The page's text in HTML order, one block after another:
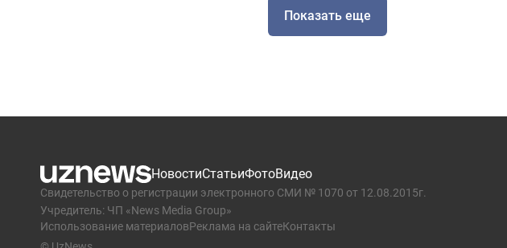
Показать еще
НовостиСтатьиФотоВидео
Свидетельство о регистрации электронного СМИ № 1070 от 12.08.2015г.
Учредитель: ЧП «News Media Group»
Использование материаловРеклама на сайтеКонтакты